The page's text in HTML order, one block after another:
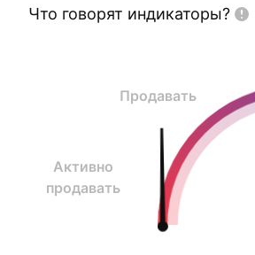
Что говорят индикаторы?
Продавать
Активно
продавать